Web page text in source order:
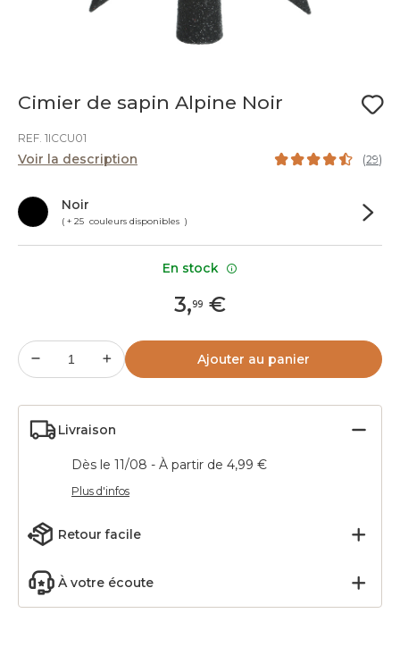
Cimier de sapin Alpine Noir
REF. 1ICCU01
Voir la description (29)
Noir
( + 25 couleurs disponibles )
3,99 €
Ajouter au panier
Livraison
Dès le 11/08 - À partir de 4,99 €
Plus d'infos
Retour facile
À votre écoute